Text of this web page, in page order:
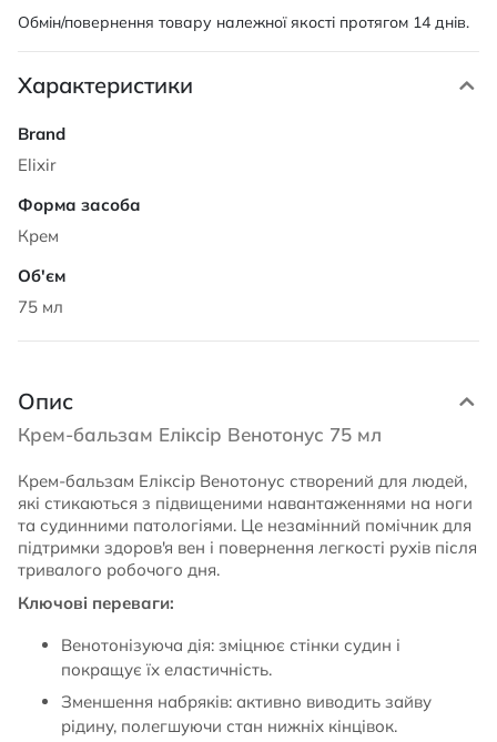
Обмін/повернення товару належної якості протягом 14 днів.
Характеристики
Характеристики
Elixir
Крем
75 мл
Опис
Крем-бальзам Еліксір Венотонус 75 мл
Крем-бальзам Еліксір Венотонус створений для людей,
які стикаються з підвищеними навантаженнями на ноги
та судинними патологіями. Це незамінний помічник для
підтримки здоров'я вен і повернення легкості рухів після
тривалого робочого дня.
Ключові переваги:
Венотонізуюча дія: зміцнює стінки судин і
покращує їх еластичність.
Зменшення набряків: активно виводить зайву
рідину, полегшуючи стан нижніх кінцівок.